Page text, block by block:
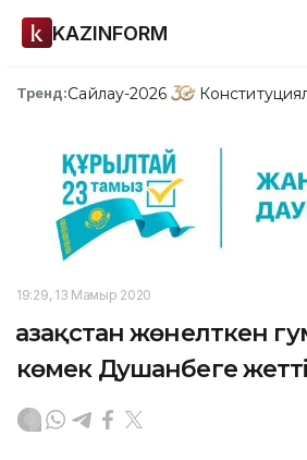
KAZINFORM
Тренд:Сайлау-2026
19:29, 13 Мамыр 2020
Қазақстан жөнелткен
көмек Душанбеге жетті